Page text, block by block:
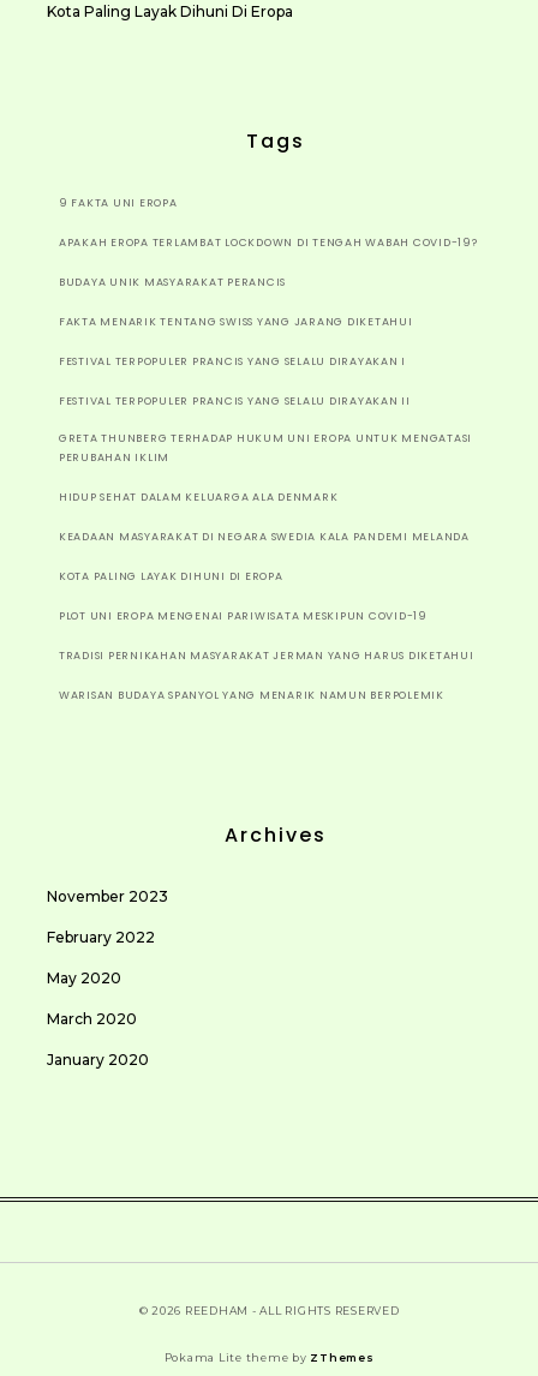
Kota Paling Layak Dihuni Di Eropa
Tags
9 FAKTA UNI EROPA
APAKAH EROPA TERLAMBAT LOCKDOWN DI TENGAH WABAH COVID-19?
BUDAYA UNIK MASYARAKAT PERANCIS
FAKTA MENARIK TENTANG SWISS YANG JARANG DIKETAHUI
FESTIVAL TERPOPULER PRANCIS YANG SELALU DIRAYAKAN I
FESTIVAL TERPOPULER PRANCIS YANG SELALU DIRAYAKAN II
GRETA THUNBERG TERHADAP HUKUM UNI EROPA UNTUK MENGATASI
PERUBAHAN IKLIM
HIDUP SEHAT DALAM KELUARGA ALA DENMARK
KEADAAN MASYARAKAT DI NEGARA SWEDIA KALA PANDEMI MELANDA
KOTA PALING LAYAK DIHUNI DI EROPA
PLOT UNI EROPA MENGENAI PARIWISATA MESKIPUN COVID-19
TRADISI PERNIKAHAN MASYARAKAT JERMAN YANG HARUS DIKETAHUI
WARISAN BUDAYA SPANYOL YANG MENARIK NAMUN BERPOLEMIK
Archives
November 2023
February 2022
May 2020
March 2020
January 2020
© 2026 REEDHAM - ALL RIGHTS RESERVED
Pokama Lite theme by ZThemes